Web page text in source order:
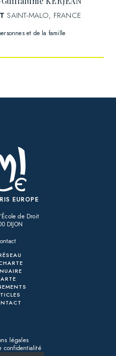
SAINT-MALO, FRANCE
et de la famille
EUROPE
de Droit
DIJON
légales
confidentialité